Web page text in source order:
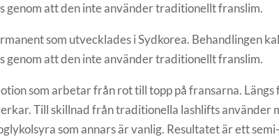
genom att den inte använder traditionellt franslim.
som utvecklades i Sydkorea. Behandlingen
genom att den inte använder traditionellt franslim.
som arbetar från rot till topp på fransarna.
Till skillnad från traditionella lashlifts använder
som annars är vanlig. Resultatet är ett